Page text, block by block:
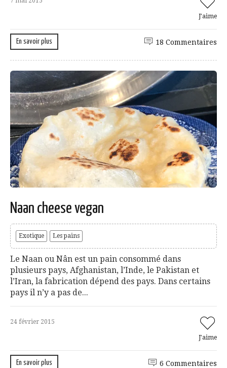
J'aime
En savoir plus 18 Commentaires
Naan cheese vegan
Exotique Les pains
Le Naan ou Nân est un pain consommé dans
plusieurs pays, Afghanistan, l’Inde, le Pakistan et
l’Iran, la fabrication dépend des pays. Dans certains
pays il n’y a pas de...
24 février 2015
J'aime
En savoir plus 6 Commentaires